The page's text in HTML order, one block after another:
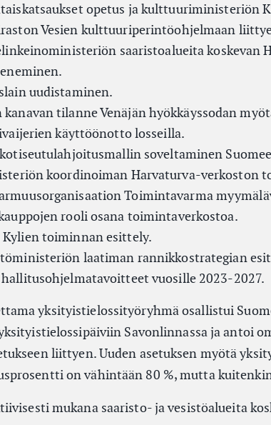
opetus ja kulttuuriministeriön
Vesien kulttuuriperintöohjelmaan
saaristoalueita
uudistaminen.
kanavan tilanne Venäjän hyökkäyssodan
käyttöönotto losseilla.
soveltaminen
koordinoiman Harvaturva-verkoston
Toimintavarma
rooli osana toimintaverkostoa.
Kylien toiminnan esittely.
laatiman rannikkostrategian
vuosille 2023-2027.
yksityistielossityöryhmä osallistui
Savonlinnassa ja antoi
liittyen. Uuden asetuksen myötä
on vähintään 80 %, mutta
mukana saaristo- ja vesistöalueita